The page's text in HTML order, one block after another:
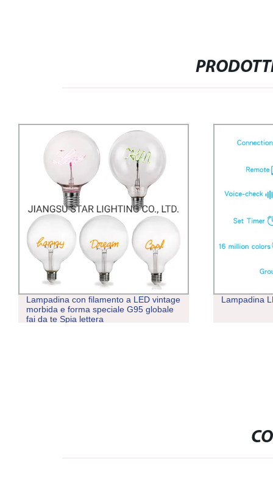
Lampadina con filamento a LED vintage
morbida e forma speciale G95 globale
fai da te Spia lettera
Lampadina